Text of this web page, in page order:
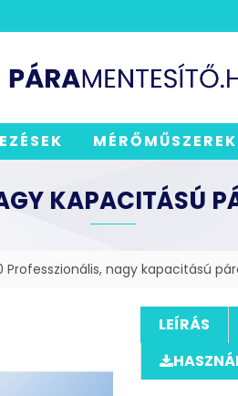
MÉRŐMŰSZEREK
Professzionális, nagy kapacitású
KAPACITÁSÚ
LEÍRÁS